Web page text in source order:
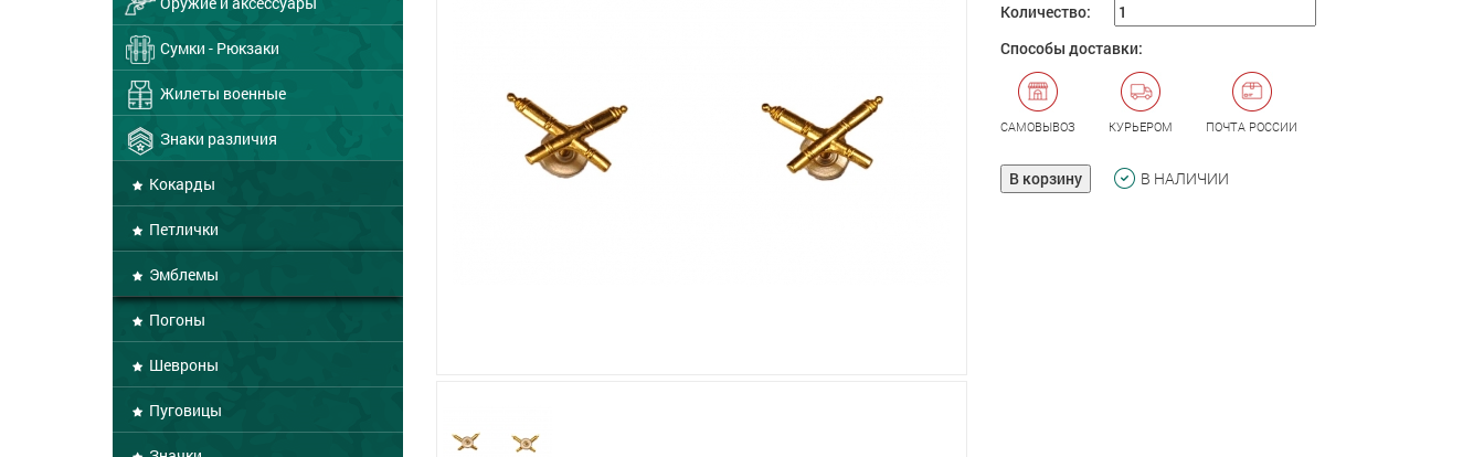
Сумки - Рюкзаки
Жилеты военные
Знаки различия
Кокарды
Петлички
Эмблемы
Погоны
Шевроны
Пуговицы
Количество:
Способы доставки:
САМОВЫВОЗ КУРЬЕРОМ ПОЧТА РОССИИ
В корзину В НАЛИЧИИ